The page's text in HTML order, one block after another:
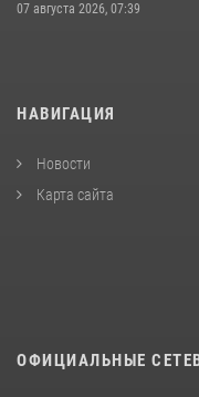
07 августа 2026, 07:39
НАВИГАЦИЯ
Новости
Карта сайта
ОФИЦИАЛЬНЫЕ